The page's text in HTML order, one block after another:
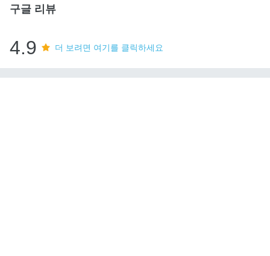
구글 리뷰
4.9 더 보려면 여기를 클릭하세요